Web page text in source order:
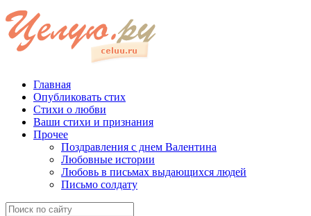
Главная
Опубликовать стих
Стихи о любви
Ваши стихи и признания
Прочее
Поздравления с днем Валентина
Любовные истории
Любовь в письмах выдающихся людей
Письмо солдату